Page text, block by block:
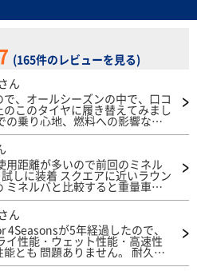
(165件のレビューを見る)
ん
、オールシーズンの中で、口コ
このタイヤに履き替えてみまし
の乗り心地、燃料への影響など
の性能、静寂性に問題ありませ
用距離が多いので前回のミネル
ネルバと比較すると重量車可
にならない リムガードも希少
印象 腰砕けも解消されて来
構気になるレベル ベアリン
は感じられた 冬のウエットは
ん
イ性能・ウェット性能・高速性
とも 問題ありません。 耐久性
ので、4.0点としました。 雪上